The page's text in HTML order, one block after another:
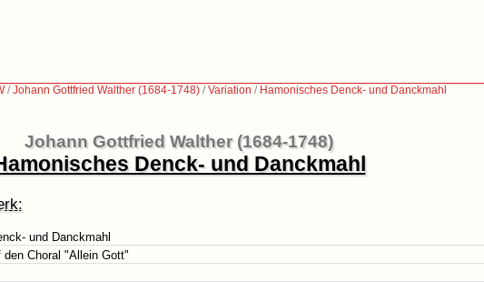
/Johann Gottfried Walther (1684-1748) /Variation / Hamonisches Denck- und Danckmahl
Johann Gottfried Walther (1684-1748)
Denck- und Danckmahl
und Danckmahl
den Choral "Allein Gott"